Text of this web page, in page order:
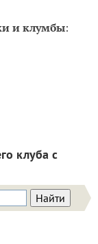
и клумбы:
клуба с